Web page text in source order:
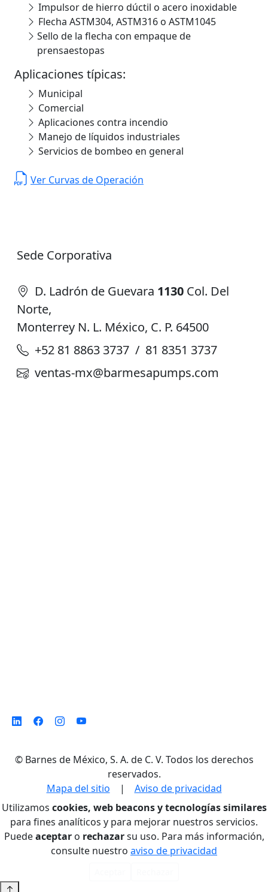
Impulsor de hierro dúctil o acero inoxidable
Flecha ASTM304, ASTM316 o ASTM1045
Sello de la flecha con empaque de
prensaestopas
Aplicaciones típicas:
Municipal
Comercial
Aplicaciones contra incendio
Manejo de líquidos industriales
Servicios de bombeo en general
Ver Curvas de Operación
Sede Corporativa
D. Ladrón de Guevara 1130 Col. Del
Norte,
Monterrey N. L. México, C. P. 64500
+52 81 8863 3737 / 81 8351 3737
ventas-mx@barmesapumps.com
© Barnes de México, S. A. de C. V. Todos los derechos
reservados.
Mapa del sitio | Aviso de privacidad
Utilizamos cookies, web beacons y tecnologías similares
para fines analíticos y para mejorar nuestros servicios.
Puedeaceptaro rechazarsu uso. Para más información,
consulte nuestro aviso de privacidad